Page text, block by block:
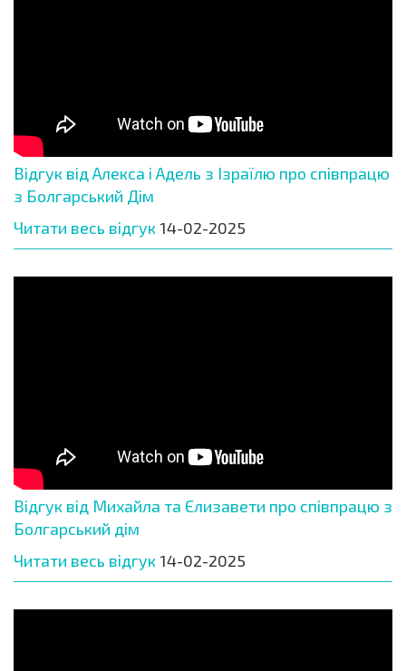
Відгук від Алекса і Адель з Ізраїлю про співпрацю
з Болгарський Дім
Читати весь відгук 14-02-2025
Відгук від Михайла та Єлизавети про співпрацю з
Болгарський дім
Читати весь відгук 14-02-2025